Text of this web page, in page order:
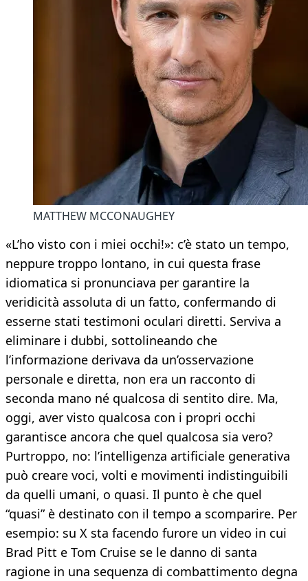
MATTHEW MCCONAUGHEY
«L’ho visto con i miei occhi!»: c’è stato un tempo,
neppure troppo lontano, in cui questa frase
idiomatica si pronunciava per garantire la
veridicità assoluta di un fatto, confermando di
esserne stati testimoni oculari diretti. Serviva a
eliminare i dubbi, sottolineando che
l’informazione derivava da un’osservazione
personale e diretta, non era un racconto di
seconda mano né qualcosa di sentito dire. Ma,
oggi, aver visto qualcosa con i propri occhi
garantisce ancora che quel qualcosa sia vero?
Purtroppo, no: l’intelligenza artificiale generativa
può creare voci, volti e movimenti indistinguibili
da quelli umani, o quasi. Il punto è che quel
“quasi” è destinato con il tempo a scomparire. Per
esempio: su X sta facendo furore un video in cui
Brad Pitt e Tom Cruise se le danno di santa
ragione in una sequenza di combattimento degna